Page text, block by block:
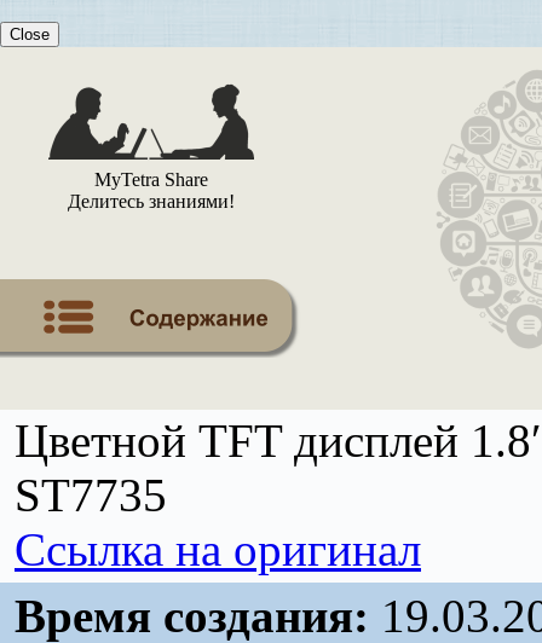
Close
MyTetra Share
Делитесь знаниями!
Цветной TFT дисплей
ST7735
Ссылка на оригинал
Время создания: